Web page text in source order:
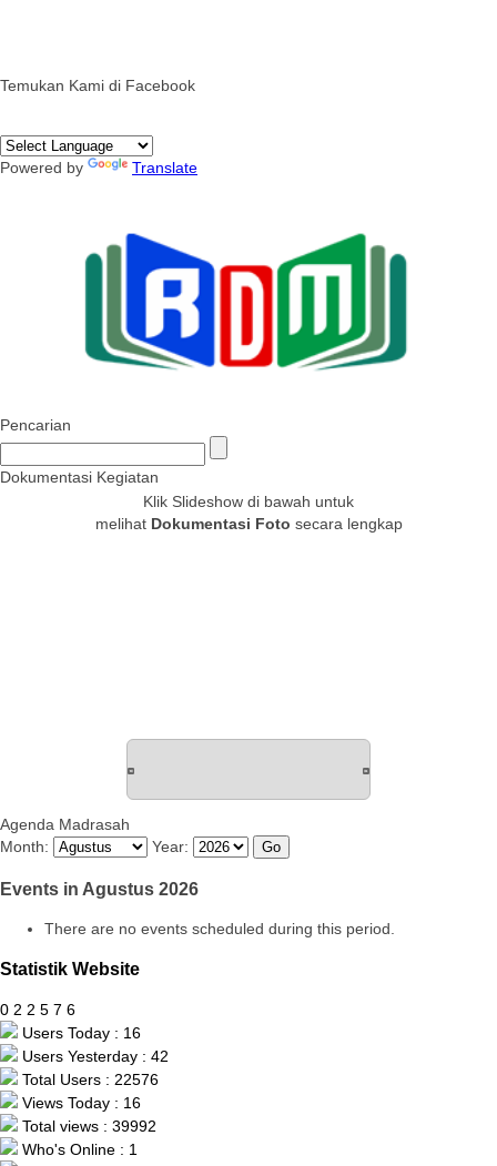
Temukan Kami di Facebook
Powered by Translate
Pencarian
Dokumentasi Kegiatan
Klik Slideshow di bawah untuk
melihat Dokumentasi Foto secara lengkap
Agenda Madrasah
Month:
Year:
Events in Agustus 2026
There are no events scheduled during this period.
Statistik Website
0 2 2 5 7 6
Users Today : 16
Users Yesterday : 42
Total Users : 22576
Views Today : 16
Total views : 39992
Who's Online : 1